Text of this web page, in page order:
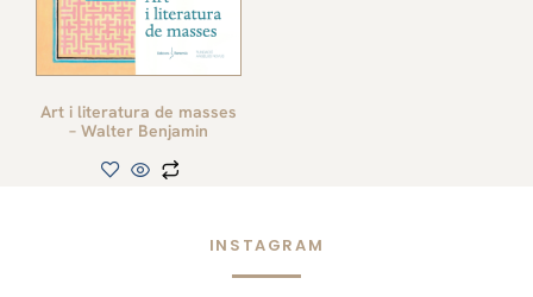
Art i literatura de masses
– Walter Benjamin
INSTAGRAM